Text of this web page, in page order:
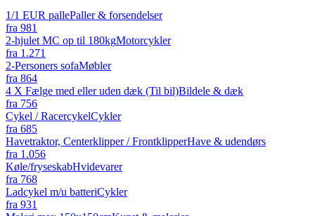
1/1 EUR pallePaller & forsendelser
fra 981
2-hjulet MC op til 180kgMotorcykler
fra 1.271
2-Personers sofaMøbler
fra 864
4 X Fælge med eller uden dæk (Til bil)Bildele & dæk
fra 756
Cykel / RacercykelCykler
fra 685
Havetraktor, Centerklipper / FrontklipperHave & udendørs
fra 1.056
Køle/fryseskabHvidevarer
fra 768
Ladcykel m/u batteriCykler
fra 931